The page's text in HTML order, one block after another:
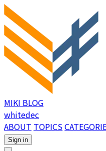
MIKI BLOG
whitedec
ABOUT TOPICS
Sign in